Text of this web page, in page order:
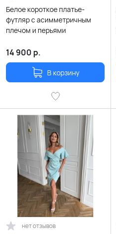
Белое короткое платье-
футляр с асимметричным
плечом и перьями
14 900 р.
В корзину
нет отзывов